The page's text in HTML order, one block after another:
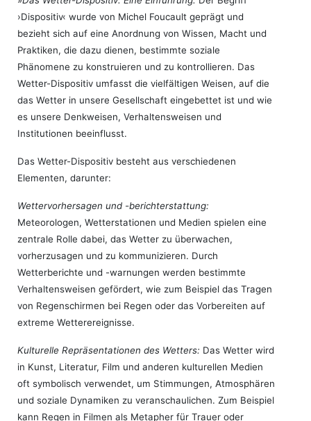
›Dispositiv‹ wurde von Michel Foucault geprägt und
bezieht sich auf eine Anordnung von Wissen, Macht und
Praktiken, die dazu dienen, bestimmte soziale
Phänomene zu konstruieren und zu kontrollieren. Das
Wetter-Dispositiv umfasst die vielfältigen Weisen, auf die
das Wetter in unsere Gesellschaft eingebettet ist und wie
es unsere Denkweisen, Verhaltensweisen und
Institutionen beeinflusst.
Das Wetter-Dispositiv besteht aus verschiedenen
Elementen, darunter:
Wettervorhersagen und -berichterstattung:
Meteorologen, Wetterstationen und Medien spielen eine
zentrale Rolle dabei, das Wetter zu überwachen,
vorherzusagen und zu kommunizieren. Durch
Wetterberichte und -warnungen werden bestimmte
Verhaltensweisen gefördert, wie zum Beispiel das Tragen
von Regenschirmen bei Regen oder das Vorbereiten auf
extreme Wetterereignisse.
Kulturelle Repräsentationen des Wetters: Das Wetter wird
in Kunst, Literatur, Film und anderen kulturellen Medien
oft symbolisch verwendet, um Stimmungen, Atmosphären
und soziale Dynamiken zu veranschaulichen. Zum Beispiel
kann Regen in Filmen als Metapher für Trauer oder